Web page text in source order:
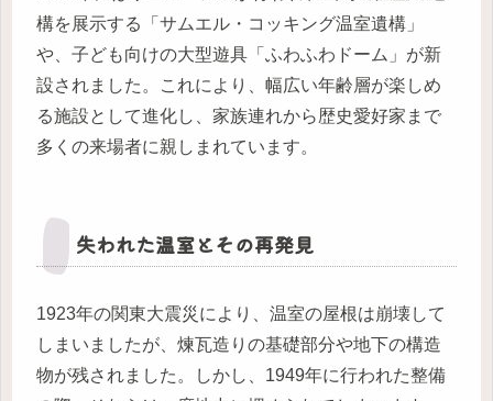
構を展示する「サムエル・コッキング温室遺構」
や、子ども向けの大型遊具「ふわふわドーム」が新
設されました。これにより、幅広い年齢層が楽しめ
る施設として進化し、家族連れから歴史愛好家まで
多くの来場者に親しまれています。
失われた温室とその再発見
1923年の関東大震災により、温室の屋根は崩壊して
しまいましたが、煉瓦造りの基礎部分や地下の構造
物が残されました。しかし、1949年に行われた整備